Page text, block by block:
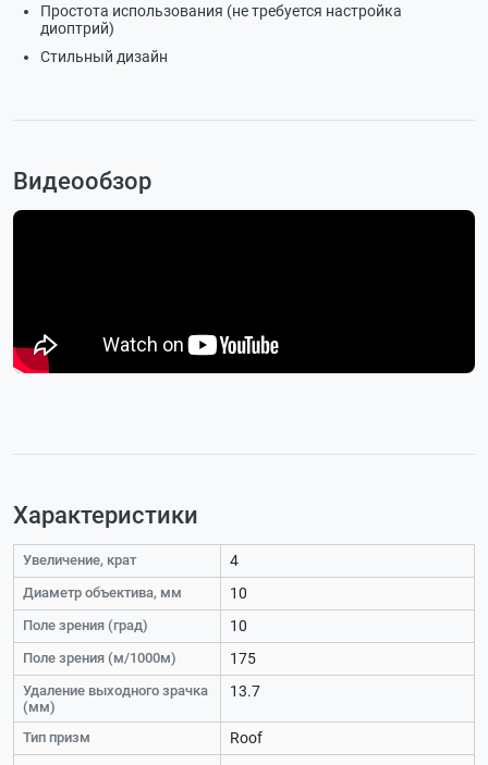
Простота использования (не требуется настройка
диоптрий)
Стильный дизайн
Видеообзор
Характеристики
Увеличение, крат 4
Диаметр объектива, мм 10
Поле зрения (град) 10
Поле зрения (м/1000м) 175
Удаление выходного зрачка
(мм)
13.7
Тип призм Roof